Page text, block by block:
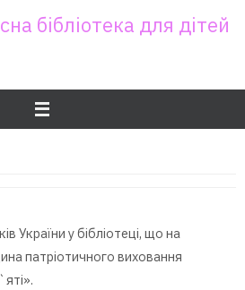
бібліотека для дітей
України у бібліотеці, що на
патріотичного виховання